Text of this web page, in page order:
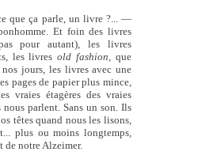
que ça parle, un livre ?... —
Et foin des livres
pour autant), les livres
les livresold fashion,
que
jours, les livres avec une
pages de papier plus mince,
vraies étagères des vraies
parlent. Sans un son. Ils
têtes quand nous les lisons,
plus ou moins longtemps,
de notre Alzeimer.